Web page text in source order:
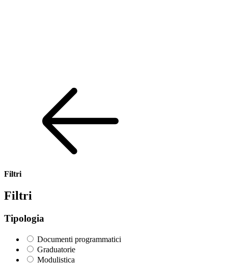
Filtri
Filtri
Tipologia
Documenti programmatici
Graduatorie
Modulistica